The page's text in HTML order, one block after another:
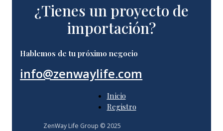
¿Tienes un proyecto de
importación?
Hablemos de tu próximo negocio
info@zenwaylife.com
Inicio
Registro
ZenWay Life Group © 2025